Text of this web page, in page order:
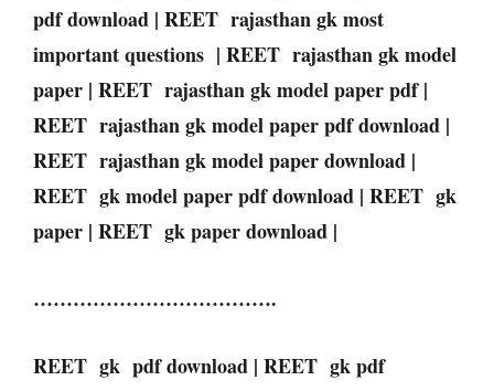
pdf download | REET rajasthan gk most
important questions | REET rajasthan gk model
paper | REET rajasthan gk model paper pdf |
REET rajasthan gk model paper pdf download |
REET rajasthan gk model paper download |
REET gk model paper pdf download | REET gk
paper | REET gk paper download |
……………………………….
REET gk pdf download | REET gk pdf